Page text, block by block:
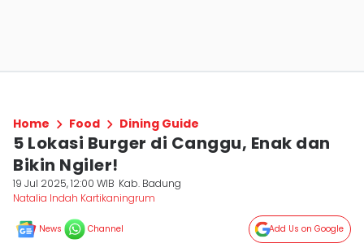
Home Food Dining Guide
5 Lokasi Burger di Canggu, Enak dan
Bikin Ngiler!
19 Jul 2025, 12:00 WIB Kab. Badung
Natalia Indah Kartikaningrum
News Channel Add Us on Google